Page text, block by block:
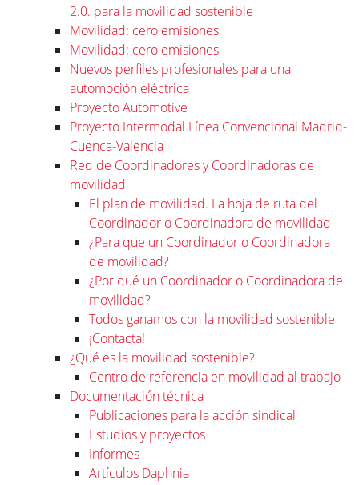
2.0. para la movilidad sostenible
Movilidad: cero emisiones
Movilidad: cero emisiones
Nuevos perfiles profesionales para una
automoción eléctrica
Proyecto Automotive
Proyecto Intermodal Línea Convencional Madrid-
Cuenca-Valencia
Red de Coordinadores y Coordinadoras de
movilidad
El plan de movilidad. La hoja de ruta del
Coordinador o Coordinadora de movilidad
¿Para que un Coordinador o Coordinadora
de movilidad?
¿Por qué un Coordinador o Coordinadora de
movilidad?
Todos ganamos con la movilidad sostenible
¡Contacta!
¿Qué es la movilidad sostenible?
Centro de referencia en movilidad al trabajo
Documentación técnica
Publicaciones para la acción sindical
Estudios y proyectos
Informes
Artículos Daphnia